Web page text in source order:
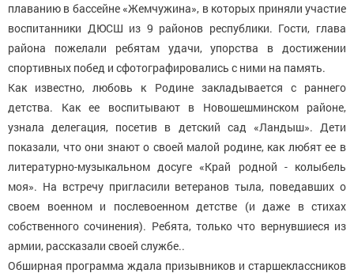
плаванию в бассейне «Жемчужина», в которых приняли участие
воспитанники ДЮСШ из 9 районов республики. Гости, глава
района пожелали ребятам удачи, упорства в достижении
спортивных побед и сфотографировались с ними на память.
Как известно, любовь к Родине закладывается с раннего
детства. Как ее воспитывают в Новошешминском районе,
узнала делегация, посетив в детский сад «Ландыш». Дети
показали, что они знают о своей малой родине, как любят ее в
литературно-музыкальном досуге «Край родной - колыбель
моя». На встречу пригласили ветеранов тыла, поведавших о
своем военном и послевоенном детстве (и даже в стихах
собственного сочинения). Ребята, только что вернувшиеся из
армии, рассказали своей службе..
Обширная программа ждала призывников и старшеклассников